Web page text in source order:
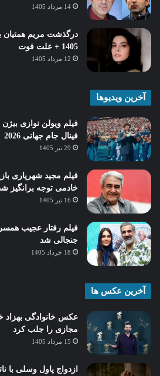
14 مرداد 1405
1405 + علت فوت
12 مرداد 1405
آخرین ویدیوها
فیلم ویولن نوازی
فینال جام جهانی 2026
29 تیر 1405
فیلم مجید شهریاری
خادمی توجه برانگیز
16 تیر 1405
فیلم رفتار عجیب
جنجالی شد
18 خرداد 1405
آخرین عکس ها
عکس خانوادگی بهزاد
مجازی را جلب کرد
15 مرداد 1405
ازدواج پاول وسلی با